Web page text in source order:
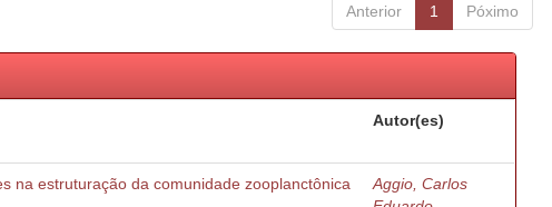
Anterior 1 Póximo
Autor(es)
na estruturação da comunidade zooplanctônica
Aggio, Carlos